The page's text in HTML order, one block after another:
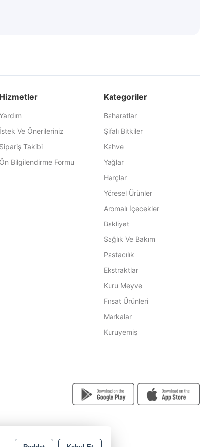
Hizmetler
Yardım
İstek Ve Önerileriniz
Sipariş Takibi
Ön Bilgilendirme Formu
Kategoriler
Baharatlar
Şifalı Bitkiler
Kahve
Yağlar
Harçlar
Yöresel Ürünler
Aromalı İçecekler
Bakliyat
Sağlık Ve Bakım
Pastacılık
Ekstraktlar
Kuru Meyve
Fırsat Ürünleri
Markalar
Kuruyemiş